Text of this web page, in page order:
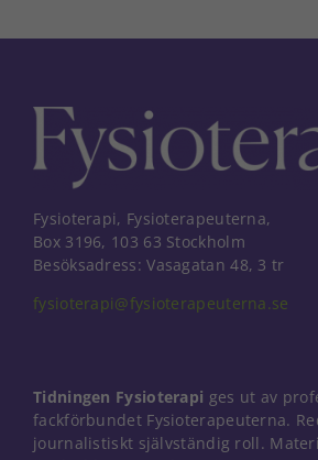
Fysioterapi, Fysioterapeuterna,
Box 3196, 103 63 Stockholm
Besöksadress: Vasagatan 48, 3 tr
fysioterapi@fysioterapeuterna.se
Tidningen Fysioterapi ges ut av
fackförbundet Fysioterapeuterna.
journalistiskt självständig roll.